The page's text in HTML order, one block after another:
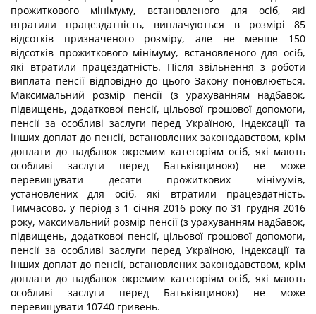
прожиткового мінімуму, встановленого для осіб, які
втратили працездатність, виплачуються в розмірі 85
відсотків призначеного розміру, але не менше 150
відсотків прожиткового мінімуму, встановленого для осіб,
які втратили працездатність. Після звільнення з роботи
виплата пенсії відповідно до цього Закону поновлюється.
Максимальний розмір пенсії (з урахуванням надбавок,
підвищень, додаткової пенсії, цільової грошової допомоги,
пенсії за особливі заслуги перед Україною, індексації та
інших доплат до пенсії, встановлених законодавством, крім
доплати до надбавок окремим категоріям осіб, які мають
особливі заслуги перед Батьківщиною) не може
перевищувати десяти прожиткових мінімумів,
установлених для осіб, які втратили працездатність.
Тимчасово, у період з 1 січня 2016 року по 31 грудня 2016
року, максимальний розмір пенсії (з урахуванням надбавок,
підвищень, додаткової пенсії, цільової грошової допомоги,
пенсії за особливі заслуги перед Україною, індексації та
інших доплат до пенсії, встановлених законодавством, крім
доплати до надбавок окремим категоріям осіб, які мають
особливі заслуги перед Батьківщиною) не може
перевищувати 10740 гривень.